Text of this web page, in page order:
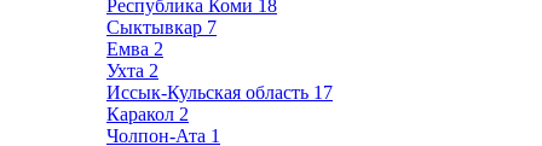
Республика Коми 18
Сыктывкар 7
Емва 2
Ухта 2
Иссык-Кульская область 17
Каракол 2
Чолпон-Ата 1